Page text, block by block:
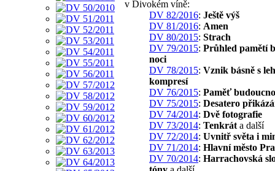
v Divokém víně:
DV 82/2016: Ještě výš
DV 81/2016: Amen
DV 80/2015: Strach
DV 79/2015: Průhled pamětí
noci
DV 78/2015: Vznik básně s
kompresí
DV 76/2015: Paměť
DV 75/2015: Desatero
DV 74/2014: Dvě fotografie
DV 73/2014: Tenkrát a další
DV 72/2014: Uvnitř světa i
DV 71/2014: Hlavní město
DV 70/2014: Harrachovská